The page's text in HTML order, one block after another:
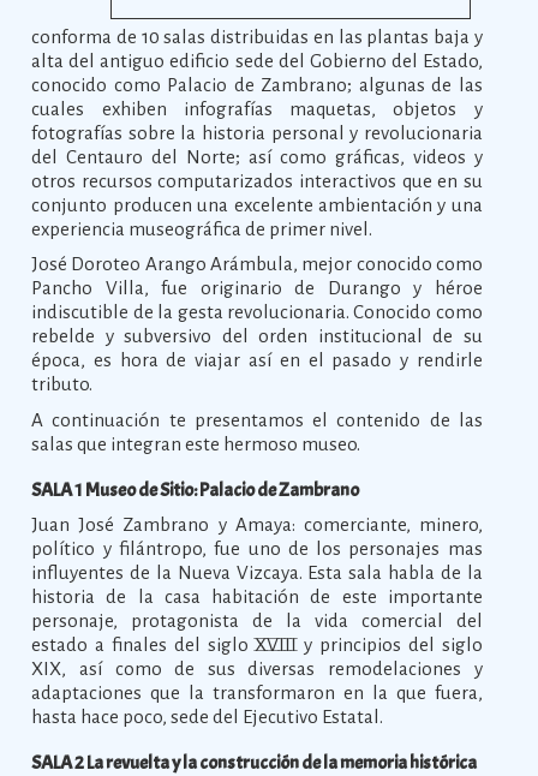
conforma de 10 salas distribuidas en las plantas baja y
alta del antiguo edificio sede del Gobierno del Estado,
conocido como Palacio de Zambrano; algunas de las
cuales exhiben infografías maquetas, objetos y
fotografías sobre la historia personal y revolucionaria
del Centauro del Norte; así como gráficas, videos y
otros recursos computarizados interactivos que en su
conjunto producen una excelente ambientación y una
experiencia museográfica de primer nivel.
José Doroteo Arango Arámbula, mejor conocido como
Pancho Villa, fue originario de Durango y héroe
indiscutible de la gesta revolucionaria. Conocido como
rebelde y subversivo del orden institucional de su
época, es hora de viajar así en el pasado y rendirle
tributo.
A continuación te presentamos el contenido de las
salas que integran este hermoso museo.
SALA 1 Museo de Sitio: Palacio de Zambrano
Juan José Zambrano y Amaya: comerciante, minero,
político y filántropo, fue uno de los personajes mas
influyentes de la Nueva Vizcaya. Esta sala habla de la
historia de la casa habitación de este importante
personaje, protagonista de la vida comercial del
estado a finales del siglo XVIII y principios del siglo
XIX, así como de sus diversas remodelaciones y
adaptaciones que la transformaron en la que fuera,
hasta hace poco, sede del Ejecutivo Estatal.
SALA 2 La revuelta y la construcción de la memoria histórica